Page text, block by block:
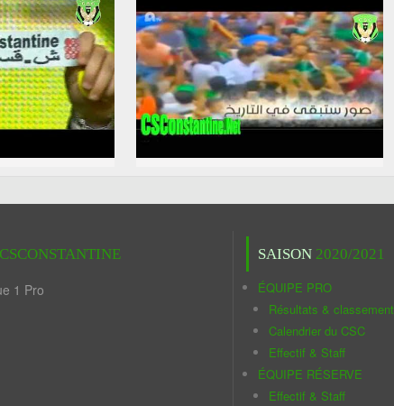
CSCONSTANTINE
1 Pro
SAISON 2020/2021
ÉQUIPE PRO
Résultats & classement
Calendrier du CSC
Effectif & Staff
ÉQUIPE RÉSERVE
Effectif & Staff